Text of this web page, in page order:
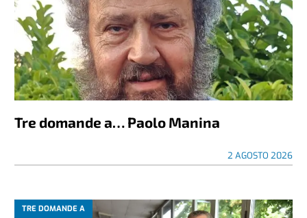
Tre domande a… Paolo Manina
2 AGOSTO 2026
TRE DOMANDE A